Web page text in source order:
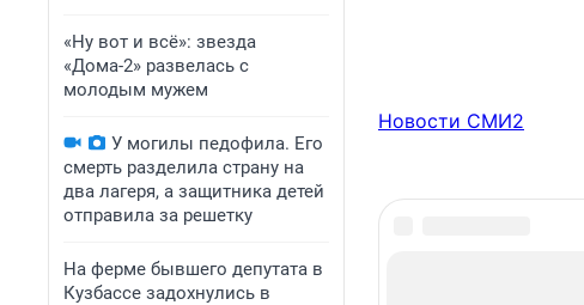
«Ну вот и всё»: звезда
«Дома-2» развелась с
молодым мужем
У могилы педофила. Его
смерть разделила страну на
два лагеря, а защитника детей
отправила за решетку
На ферме бывшего депутата в
Кузбассе задохнулись в
Новости СМИ2